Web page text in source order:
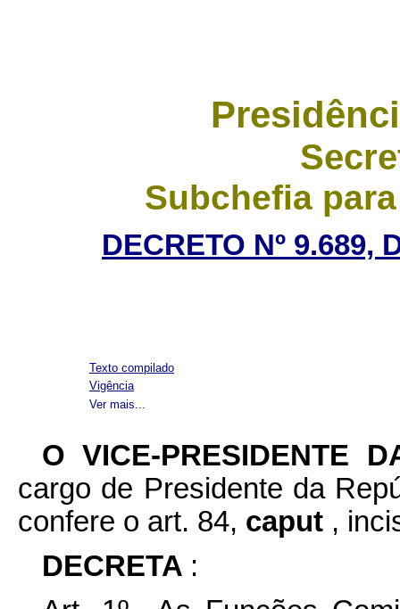
Subchefia
DECRETO Nº 9.689,
Ver mais...
Texto compilado
Vigência
O VICE-PRESIDENTE
cargo de Presidente da
confere o art. 84, caput ,
DECRETA :